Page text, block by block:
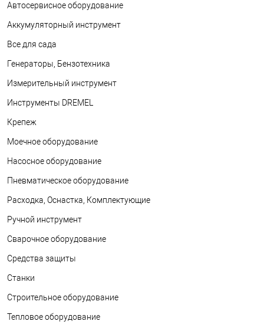
Автосервисное оборудование
Аккумуляторный инструмент
Все для сада
Генераторы, Бензотехника
Измерительный инструмент
Инструменты DREMEL
Крепеж
Моечное оборудование
Насосное оборудование
Пневматическое оборудование
Расходка, Оснастка, Комплектующие
Ручной инструмент
Сварочное оборудование
Средства защиты
Станки
Строительное оборудование
Тепловое оборудование